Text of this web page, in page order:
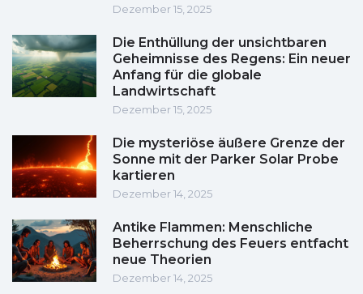
Dezember 15, 2025
Die Enthüllung der unsichtbaren
Geheimnisse des Regens: Ein neuer
Anfang für die globale
Landwirtschaft
Dezember 15, 2025
Die mysteriöse äußere Grenze der
Sonne mit der Parker Solar Probe
kartieren
Dezember 14, 2025
Antike Flammen: Menschliche
Beherrschung des Feuers entfacht
neue Theorien
Dezember 14, 2025